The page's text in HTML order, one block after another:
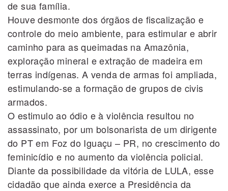
de sua família.
Houve desmonte dos órgãos de fiscalização e
controle do meio ambiente, para estimular e abrir
caminho para as queimadas na Amazônia,
exploração mineral e extração de madeira em
terras indígenas. A venda de armas foi ampliada,
estimulando-se a formação de grupos de civis
armados.
O estimulo ao ódio e à violência resultou no
assassinato, por um bolsonarista de um dirigente
do PT em Foz do Iguaçu – PR, no crescimento do
feminicídio e no aumento da violência policial.
Diante da possibilidade da vitória de LULA, esse
cidadão que ainda exerce a Presidência da